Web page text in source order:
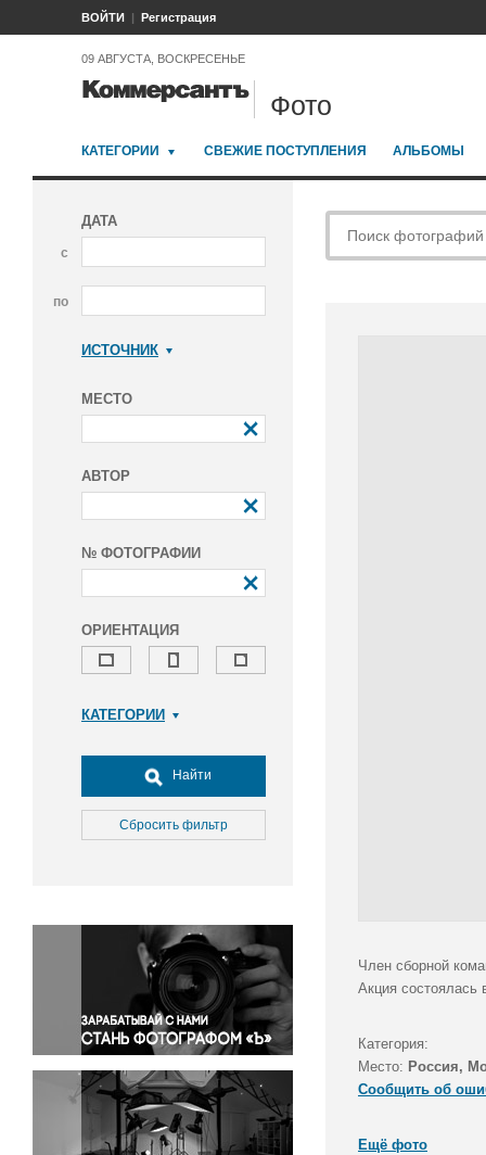
ВОЙТИ Регистрация
09 АВГУСТА, ВОСКРЕСЕНЬЕ
Фото
КАТЕГОРИИ СВЕЖИЕ ПОСТУПЛЕНИЯ АЛЬБОМЫ
ДАТА
с
по
ИСТОЧНИК
МЕСТО
АВТОР
№ ФОТОГРАФИИ
ОРИЕНТАЦИЯ
КАТЕГОРИИ
Досуг, туризм и отдых
Культура
Медицина
Окружающая среда
Политика
Правосудие
Происшествия и конфликты
Религия
Светская жизнь
Спорт
Экология
Экономика и бизнес
Найти
Сбросить фильтр
Член сборной
Акция состоялась
Категория:
Место: Россия,
Сообщить об
Ещё фото